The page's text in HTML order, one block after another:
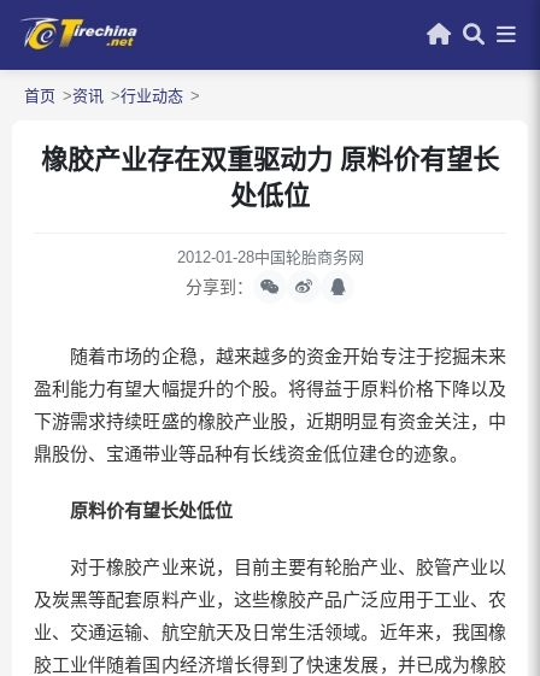
首页 资讯 行业动态
橡胶产业存在双重驱动力 原料价有望长
处低位
2012-01-28中国轮胎商务网
分享到：
随着市场的企稳，越来越多的资金开始专注于挖掘未来
盈利能力有望大幅提升的个股。将得益于原料价格下降以及
下游需求持续旺盛的橡胶产业股，近期明显有资金关注，中
鼎股份、宝通带业等品种有长线资金低位建仓的迹象。
原料价有望长处低位
对于橡胶产业来说，目前主要有轮胎产业、胶管产业以
及炭黑等配套原料产业，这些橡胶产品广泛应用于工业、农
业、交通运输、航空航天及日常生活领域。近年来，我国橡
胶工业伴随着国内经济增长得到了快速发展，并已成为橡胶